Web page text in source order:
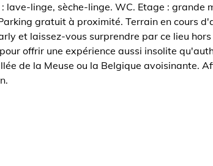
linge, sèche-linge. WC. Etage : grande
gratuit à proximité. Terrain en cours
et laissez-vous surprendre par ce lieu
offrir une expérience aussi insolite
de la Meuse ou la Belgique avoisinante.